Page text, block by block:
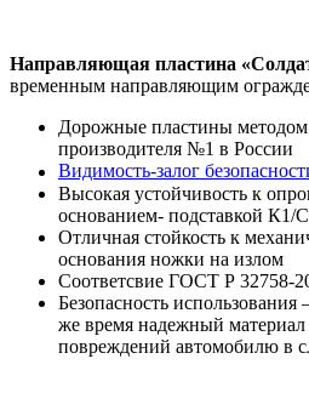
Направляющая пластина
временным направляющим
Дорожные пластины
производителя №1 в России
Видимость-залог
Высокая устойчивость к
основанием- подставкой К1/
Отличная стойкость к
основания ножки на излом
Соответсвие ГОСТ Р 32758-
Безопасность
же время надежный материал
повреждений автомобилю в